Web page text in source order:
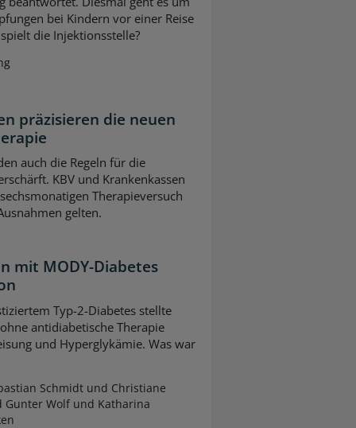
bei Kindern vor einer Reise
die Injektionsstelle?
präzisieren die neuen
auch die Regeln für die
KBV und Krankenkassen
Therapieversuch
gelten.
mit MODY-Diabetes
Typ-2-Diabetes stellte
antidiabetische Therapie
und Hyperglykämie. Was war
Schmidt und Christiane
Wolf und Katharina